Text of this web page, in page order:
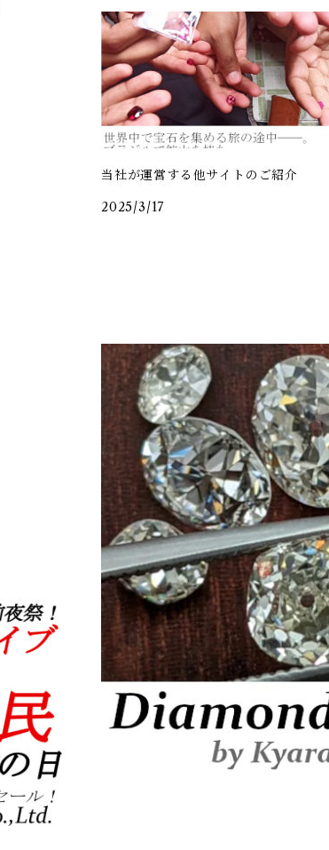
当社が運営する他サイトのご紹介
2025/3/17